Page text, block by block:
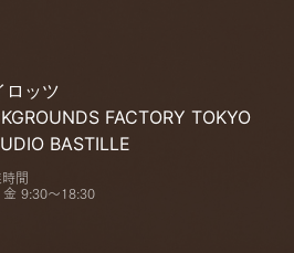
ロッツ
FACTORY TOKYO
BASTILLE
間
9:30〜18:30